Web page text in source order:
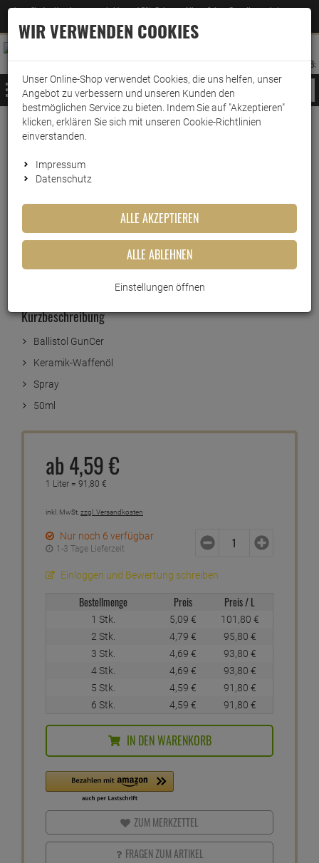
Jetzt für den Newsletter entscheiden und 5% Rabatt auf Ihre nächste Bestellung erhalten
–Zum Newsletter
ANMELDEN
AUFKLAPPEN
MERKZETTEL
WARENKORB:
MENÜ
Weiter einkaufen www.wark24.de Ballistol Ballistol Waffenpflege
Ballistol GunCer Keramik-Waffenöl Spray 50ml
Ballistol GunCer Keramik-
Waffenöl Spray 50ml
Artikel-Nummer:10014292
Kurzbeschreibung
Ballistol GunCer
Keramik-Waffenöl
Spray
50ml
ab 4,59€
1 Liter = 91,80 €
inkl. MwSt. zzgl. Versandkosten
Nur noch 6 verfügbar
1-3 Tage Lieferzeit
Einloggen und Bewertung schreiben
Bestellmenge Preis Preis / L
1 Stk. 5, 09 € 101, 80 €
2 Stk.
4,79 € 95, 80 €
3 Stk.
4, 69 € 93, 80 €
4 Stk.
4, 69 € 93, 80 €
5 Stk.
4, 59 € 91, 80 €
6 Stk.
4, 59 € 91, 80 €
IN DEN WARENKORB
ZUM MERKZETTEL
FRAGEN ZUM ARTIKEL
WIR VERWENDEN COOKIES
Unser Online-Shop verwendet Cookies, die uns helfen, unser
Angebot zu verbessern und unseren Kunden den
bestmöglichen Service zu bieten. Indem Sie auf "Akzeptieren"
klicken, erklären Sie sich mit unseren Cookie-Richtlinien
einverstanden.
Impressum
Datenschutz
ALLE AKZEPTIEREN
ALLE ABLEHNEN
Einstellungen öffnen